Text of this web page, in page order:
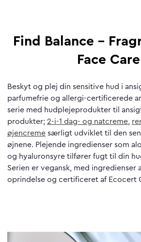
Find Balance –
Face Care
Beskyt og plej din sensitive hud i
parfumefrie og allergi-certificerede
serie med hudplejeprodukter til
produkter; 2-i-1 dag- og natcreme,
øjencreme særligt udviklet til den
øjnene. Plejende ingredienser som
og hyaluronsyre tilfører fugt til din
Serien er vegansk, med ingredienser
oprindelse og certificeret af Ecocert